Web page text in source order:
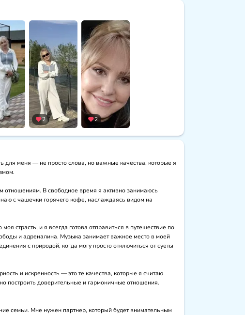
2 2
для меня — не просто слова, но важные качества, которые я
отношениям. В свободное время я активно занимаюсь
с чашечки горячего кофе, наслаждаясь видом на
страсть, и я всегда готова отправиться в путешествие по
и адреналина. Музыка занимает важное место в моей
с природой, когда могу просто отключиться от суеты
и искренность — это те качества, которые я считаю
построить доверительные и гармоничные отношения.
семьи. Мне нужен партнер, который будет внимательным